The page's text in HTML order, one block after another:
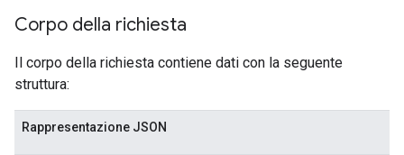
Corpo della richiesta
Il corpo della richiesta contiene dati con la seguente
struttura:
Rappresentazione JSON